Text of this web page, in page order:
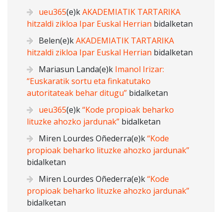
ueu365(e)kAKADEMIATIK TARTARIKA
hitzaldi zikloa Ipar Euskal Herrian bidalketan
Belen(e)kAKADEMIATIK TARTARIKA
hitzaldi zikloa Ipar Euskal Herrian bidalketan
Mariasun Landa(e)k Imanol Irizar:
“Euskaratik sortu eta finkatutako
autoritateak behar ditugu” bidalketan
ueu365(e)k“Kode propioak beharko
lituzke ahozko jardunak” bidalketan
Miren Lourdes Oñederra(e)k“Kode
propioak beharko lituzke ahozko jardunak”
bidalketan
Miren Lourdes Oñederra(e)k“Kode
propioak beharko lituzke ahozko jardunak”
bidalketan